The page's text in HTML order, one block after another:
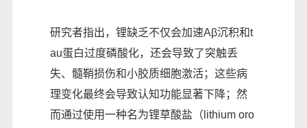
研究者指出，锂缺乏不仅会加速Aβ沉积和t
au蛋白过度磷酸化，还会导致了突触丢
失、髓鞘损伤和小胶质细胞激活；这些病
理变化最终会导致认知功能显著下降；然
而通过使用一种名为锂草酸盐（lithium oro